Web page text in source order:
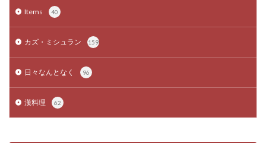
Items 40
カズ・ミシュラン 159
日々なんとなく 96
漢料理 62